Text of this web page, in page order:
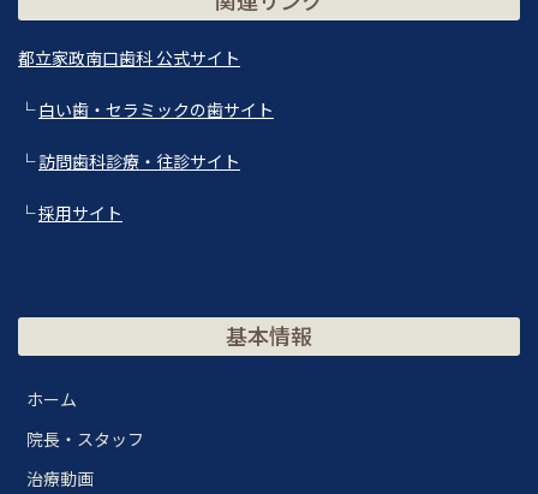
都立家政南口歯科 公式サイト
└白い歯・セラミックの歯サイト
└訪問歯科診療・往診サイト
└採用サイト
基本情報
ホーム
院長・スタッフ
治療動画